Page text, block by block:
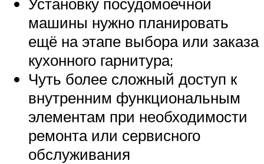
машины нужно планировать
ещё на этапе выбора или заказа
кухонного гарнитура;
Чуть более сложный доступ к
внутренним функциональным
элементам при необходимости
ремонта или сервисного
обслуживания